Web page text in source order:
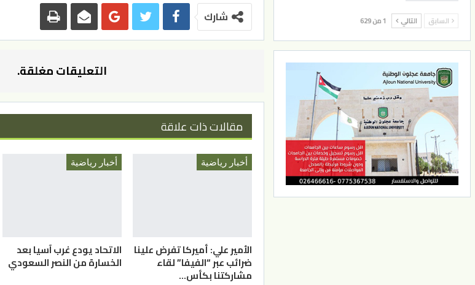
شارك
التعليقات مغلقة.
مقالات ذات علاقة
أخبار رياضية
الأمير علي: أميركا تفرض علينا
ضرائب عبر “الفيفا” لقاء
مشاركتنا بكأس…
أخبار رياضية
الاتحاد يودع غرب آسيا بعد
الخسارة من النصر السعودي
السابق التالي 1 من 629